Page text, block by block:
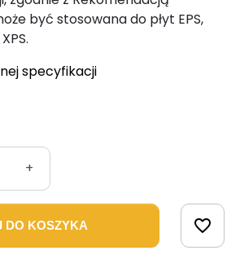
być stosowana do płyt EPS,
specyfikacji
+
DO KOSZYKA favorite_border